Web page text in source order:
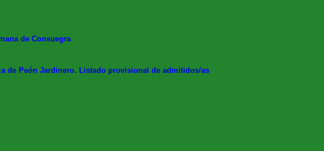
de Consuegra
de Peón Jardinero. Listado provisional de admitidos/as